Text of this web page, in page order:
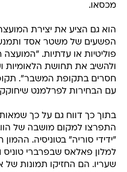
מכסאו.
הוא גם הציע את יצירת
הפשעים של משטר אסד
פוליטיות או עדתיות.
ולהשיב את תחושת הלאומיות
חסרים בתקופת המשבר".
עם הבחירות לפרלמנט
בתוך כך דווח גם על כך
התפרצו למקום מושבה של
"ידידי סוריה" בטוניסיה. ההמון
למלון פאלאס שבפרברי טוניס
שעריו. הם החזיקו תמונות של